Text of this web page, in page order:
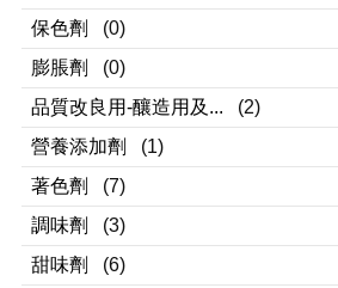
保色劑
(0)
膨脹劑
(0)
品質改良用-釀造用及...
(2)
營養添加劑
(1)
著色劑
(7)
調味劑
(3)
甜味劑
(6)